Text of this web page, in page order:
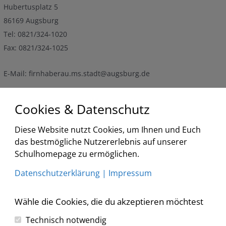
Hubertusplatz 5
86169 Augsburg
Tel: 0821/324-1020
Fax: 0821/324-1025
E-Mail: firnhaberau.ms.stadt@augsburg.de
Termine
< <2026>
August
>
Cookies & Datenschutz
Diese Website nutzt Cookies, um Ihnen und Euch
das bestmögliche Nutzererlebnis auf unserer
Schulhomepage zu ermöglichen.
Datenschutzerklärung | Impressum
Wähle die Cookies, die du akzeptieren möchtest
Technisch notwendig